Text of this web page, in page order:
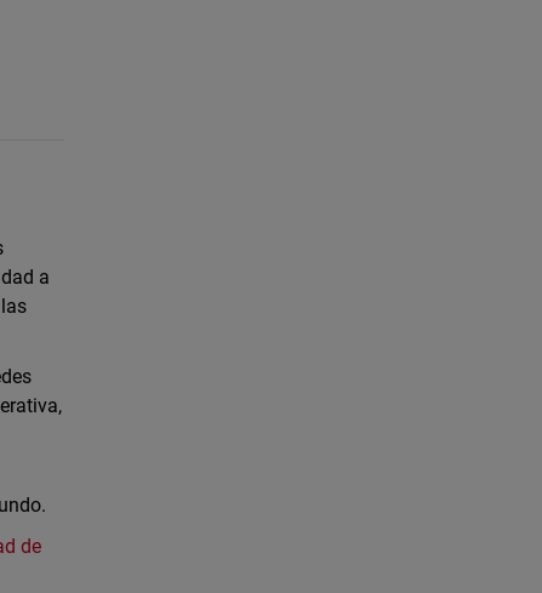
a
de